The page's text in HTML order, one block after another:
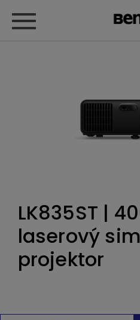
LK835ST |
laserový
projektor